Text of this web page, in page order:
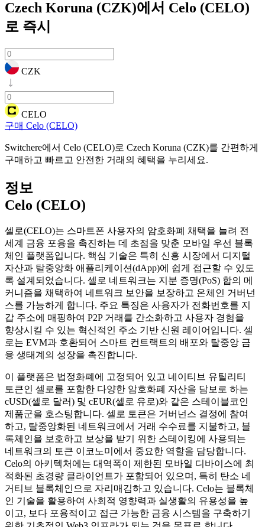
Czech Koruna (CZK)에서 Celo (CELO)
로 즉시
CZK
CELO
구매 Celo (CELO)
Switchere에서 Celo (CELO)로 Czech Koruna (CZK)를 간편하게
구매하고 빠르고 안전한 거래의 혜택을 누리세요.
정보
Celo (CELO)
셀로(CELO)는 스마트폰 사용자의 암호화폐 채택을 늘려 전
세계 금융 포용을 촉진하는 데 초점을 맞춘 모바일 우선 블록
체인 플랫폼입니다. 핵심 기술은 특히 신흥 시장에서 디지털
자산과 탈중앙화 애플리케이션(dApp)에 쉽게 접근할 수 있도
록 설계되었습니다. 셀로 네트워크는 지분 증명(PoS) 합의 메
커니즘을 채택하여 네트워크 보안을 보장하고 온체인 거버넌
스를 가능하게 합니다. 주요 특징은 사용자가 전화번호를 지
갑 주소에 매핑하여 P2P 거래를 간소화하고 사용자 경험을
향상시킬 수 있는 혁신적인 주소 기반 신원 레이어입니다. 셀
로는 EVM과 호환되어 스마트 컨트랙트의 배포와 탈중앙 금
융 생태계의 성장을 촉진합니다.
이 플랫폼은 법정화폐에 고정되어 있고 네이티브 유틸리티
토큰인 셀로를 포함한 다양한 암호화폐 자산을 담보로 하는
cUSD(셀로 달러) 및 cEUR(셀로 유로)와 같은 스테이블코인
제품군을 호스팅합니다. 셀로 토큰은 거버넌스 결정에 참여
하고, 탈중앙화된 네트워크에서 거래 수수료를 지불하고, 블
록체인을 보호하고 보상을 받기 위한 스테이킹에 사용되는
네트워크의 토큰 이코노미에서 중요한 역할을 담당합니다.
Celo의 아키텍처에는 대역폭이 제한된 모바일 디바이스에 최
적화된 초경량 클라이언트가 포함되어 있으며, 특히 탄소 네
거티브 블록체인으로 자리매김하고 있습니다. Celo는 블록체
인 기술을 활용하여 사회적 영향력과 실생활의 유용성을 높
이고, 보다 포용적이고 접근 가능한 금융 시스템을 구축하기